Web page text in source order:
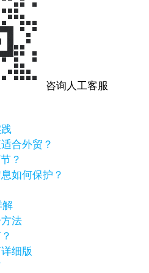
咨询人工客服
合外贸？
？
如何保护？
解
法
细版